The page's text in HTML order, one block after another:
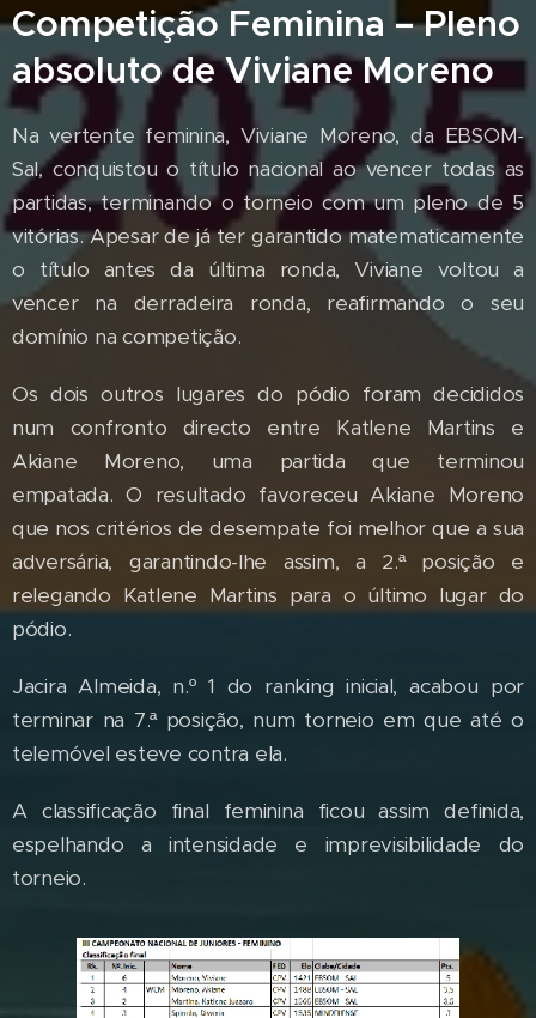
Competição Feminina – Pleno
absoluto de Viviane Moreno
Na vertente feminina, Viviane Moreno, da EBSOM-
Sal, conquistou o título nacional ao vencer todas as
partidas, terminando o torneio com um pleno de 5
vitórias. Apesar de já ter garantido matematicamente
o título antes da última ronda, Viviane voltou a
vencer na derradeira ronda, reafirmando o seu
domínio na competição.
Os dois outros lugares do pódio foram decididos
num confronto directo entre Katlene Martins e
Akiane Moreno, uma partida que terminou
empatada. O resultado favoreceu Akiane Moreno
que nos critérios de desempate foi melhor que a sua
adversária, garantindo-lhe assim, a 2.ª posição e
relegando Katlene Martins para o último lugar do
pódio.
Jacira Almeida, n.º 1 do ranking inicial, acabou por
terminar na 7.ª posição, num torneio em que até o
telemóvel esteve contra ela.
A classificação final feminina ficou assim definida,
espelhando a intensidade e imprevisibilidade do
torneio.